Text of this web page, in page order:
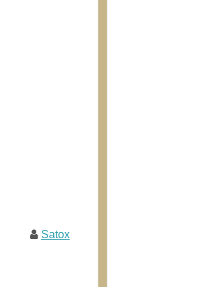
Satox